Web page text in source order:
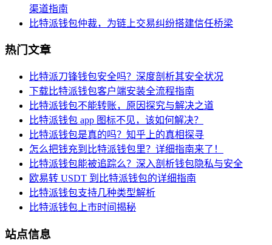
渠道指南
比特派钱包仲裁，为链上交易纠纷搭建信任桥梁
热门文章
比特派刀锋钱包安全吗？深度剖析其安全状况
下载比特派钱包客户端安装全流程指南
比特派钱包不能转账，原因探究与解决之道
比特派钱包 app 图标不见，该如何解决？
比特派钱包是真的吗？知乎上的真相探寻
怎么把钱充到比特派钱包里？详细指南来了！
比特派钱包能被追踪么？深入剖析钱包隐私与安全
欧易转 USDT 到比特派钱包的详细指南
比特派钱包支持几种类型解析
比特派钱包上市时间揭秘
站点信息